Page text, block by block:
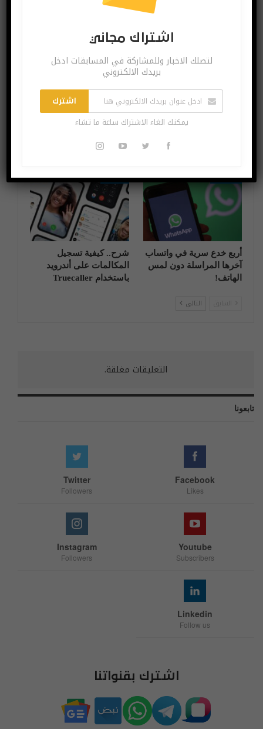
صناعة المحتوى، مراحل
أفضل منصة تدريبية على
الاطلاق
آخر الاخبار
أربع خدع سرية في واتساب
آخرها المراسلة دون لمس
الهاتف!
شروحات
شرح.. كيفية تسجيل
المكالمات على أندرويد
باستخدام Truecaller
التالي
التعليقات مغلقة.
تابعونا
Facebook
Likes
Twitter
Followers
Youtube
Subscribers
Instagram
Followers
Linkedin
Follow us
اشترك بقنواتنا
اشتراك مجاني
لتصلك الاخبار وللمشاركة في المسابقات ادخل
بريدك الالكتروني
اشترك
يمكنك الغاء الاشتراك ساعة ما تشاء